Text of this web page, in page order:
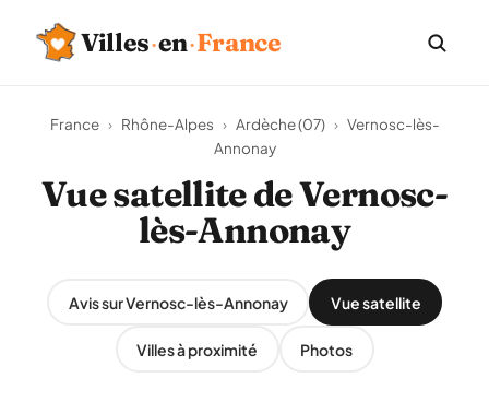
Villes·en·France
France › Rhône-Alpes › Ardèche (07) › Vernosc-lès-
Annonay
Vue satellite de Vernosc-
lès-Annonay
Avis sur Vernosc-lès-Annonay Vue satellite
Villes à proximité Photos